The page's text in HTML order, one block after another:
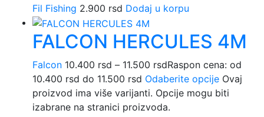
Fil Fishing 2.900 rsd Dodaj u korpu
FALCON HERCULES 4M
Falcon 10.400 rsd – 11.500 rsdRaspon cena: od
10.400 rsd do 11.500 rsd Odaberite opcije Ovaj
proizvod ima više varijanti. Opcije mogu biti
izabrane na stranici proizvoda.